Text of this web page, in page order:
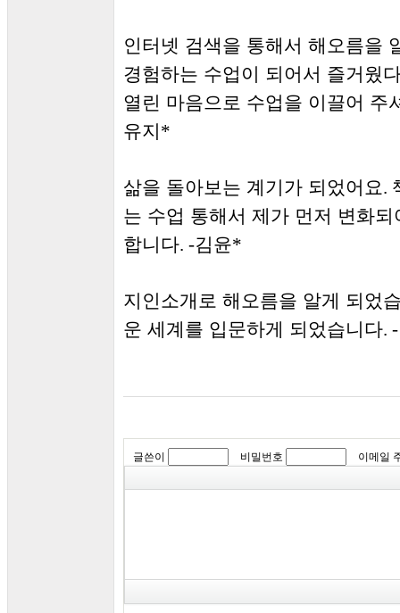
인터넷 검색을 통해서 해오름을
경험하는 수업이 되어서 즐거웠
열린 마음으로 수업을 이끌어 주
유지*
삶을 돌아보는 계기가 되었어요.
는 수업 통해서 제가 먼저 변화
합니다. -김윤*
지인소개로 해오름을 알게 되었
운 세계를 입문하게 되었습니다. -
글쓴이 비밀번호 이메일